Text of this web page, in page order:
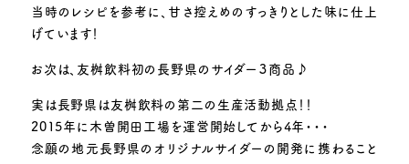
当時のレシピを参考に、甘さ控えめのすっきりとした味に仕上
げています！
お次は、友桝飲料初の長野県のサイダー３商品♪
実は長野県は友桝飲料の第二の生産活動拠点！！
2015年に木曽開田工場を運営開始してから4年・・・
念願の地元長野県のオリジナルサイダーの開発に携わること